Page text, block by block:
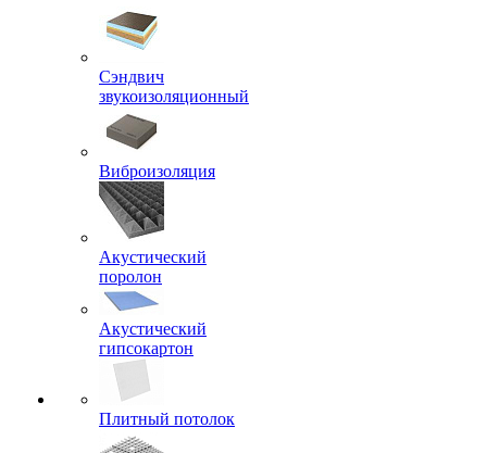
Сэндвич
звукоизоляционный
Виброизоляция
Акустический
поролон
Акустический
гипсокартон
Плитный потолок